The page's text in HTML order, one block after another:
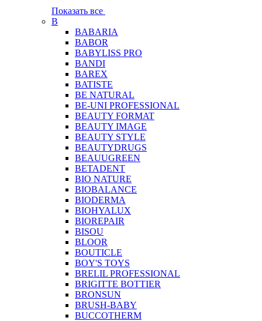
Показать все
B
BABARIA
BABOR
BABYLISS PRO
BANDI
BAREX
BATISTE
BE NATURAL
BE-UNI PROFESSIONAL
BEAUTY FORMAT
BEAUTY IMAGE
BEAUTY STYLE
BEAUTYDRUGS
BEAUUGREEN
BETADENT
BIO NATURE
BIOBALANCE
BIODERMA
BIOHYALUX
BIOREPAIR
BISOU
BLOOR
BOUTICLE
BOY'S TOYS
BRELIL PROFESSIONAL
BRIGITTE BOTTIER
BRONSUN
BRUSH-BABY
BUCCOTHERM